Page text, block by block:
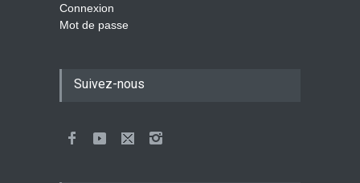
Connexion
Mot de passe
Suivez-nous